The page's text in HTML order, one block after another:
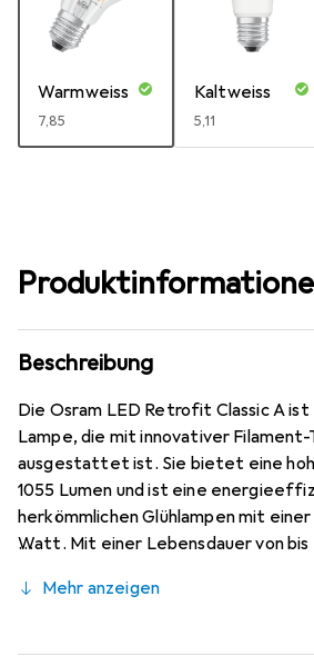
Warmweiss
EUR
7,85
Kaltweiss
EUR
5,11
Beschreibung
Die Osram LED Retrofit Classic A
Lampe, die mit innovativer Filament-
ausgestattet ist. Sie bietet eine
1055 Lumen und ist eine
herkömmlichen Glühlampen mit
Watt. Mit einer Lebensdauer von bis
Innenräumen. Die warmweisse
angenehme Atmosphäre. Die Lampe
Mehr anzeigen